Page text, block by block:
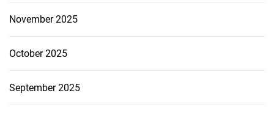
November 2025
October 2025
September 2025